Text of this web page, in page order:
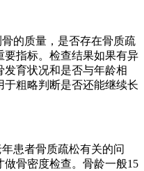
的质量，是否存在骨质疏
指标。检查结果如果有异
育状况和是否与年龄相
粗略判断是否还能继续长
患者骨质疏松有关的问
骨密度检查。骨龄一般15